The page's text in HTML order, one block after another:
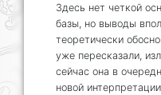
Здесь нет четкой
базы, но выводы
теоретически
уже пересказали,
сейчас она в
новой интерпретации.